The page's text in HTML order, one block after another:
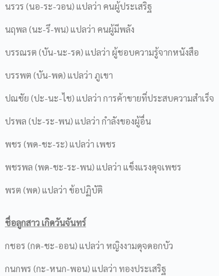
นรวร (นอ-ระ-วอน) แปลว่า คนผู้ประเสริฐ
นฤพล (นะ-รึ-พน) แปลว่า คนผู้มีพลัง
บรรณรต (บัน-นะ-รด) แปลว่า ผู้ชอบความรู้จากหนังสือ
บรรพต (บัน-พด) แปลว่า ภูเขา
ปณชัย (ปะ-นะ-ไช) แปลว่า การค้าขายที่ประสบความสำเร็จ
ปรพล (ปะ-ระ-พน) แปลว่า กำลังของผู้อื่น
พชร (พด-ชะ-ระ) แปลว่า เพชร
พชรพล (พด-ชะ-ระ-พน) แปลว่า แข็งแรงดุจเพชร
พรต (พด) แปลว่า ข้อปฏิบัติ
ชื่อลูกสาว เกิดวันจันทร์
กชอร (กด-ชะ-ออน) แปลว่า หญิงงามดุจดอกบัว
กนกพร (กะ-หนก-พอน) แปลว่า ทองประเสริฐ